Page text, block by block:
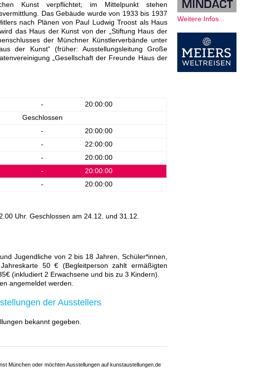
Weitere Infos...
Kunst verpflichtet; im Mittelpunkt stehen
Das Gebäude wurde von 1933 bis 1937
nach Plänen von Paul Ludwig Troost als Haus
das Haus der Kunst von der „Stiftung Haus der
der Münchner Künstlerverbände unter
der Kunst“ (früher: Ausstellungsleitung Große
„Gesellschaft der Freunde Haus der
-
20:00:00
Geschlossen
-
20:00:00
-
22:00:00
-
20:00:00
-
20:00:00
- 20:00:00
Uhr. Geschlossen am 24.12. und 31.12.
Jugendliche von 2 bis 18 Jahren, Schüler*innen,
50 € (Begleitperson zahlt ermäßigten
(inkludiert 2 Erwachsene und bis zu 3 Kindern).
angemeldet werden.
der Ausstellers
bekannt gegeben.
München oder möchten Ausstellungen auf kunstaustellungen.de